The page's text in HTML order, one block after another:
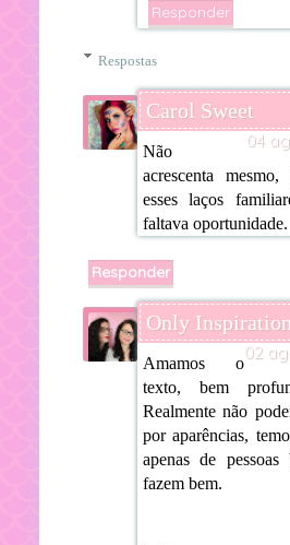
Responder
Respostas
Carol Sweet
04
Não
acrescenta
esses laços
faltava oportunidade.
Responder
Only
02
Amamos o
texto, bem
Realmente não
por aparências,
apenas de
fazem bem.